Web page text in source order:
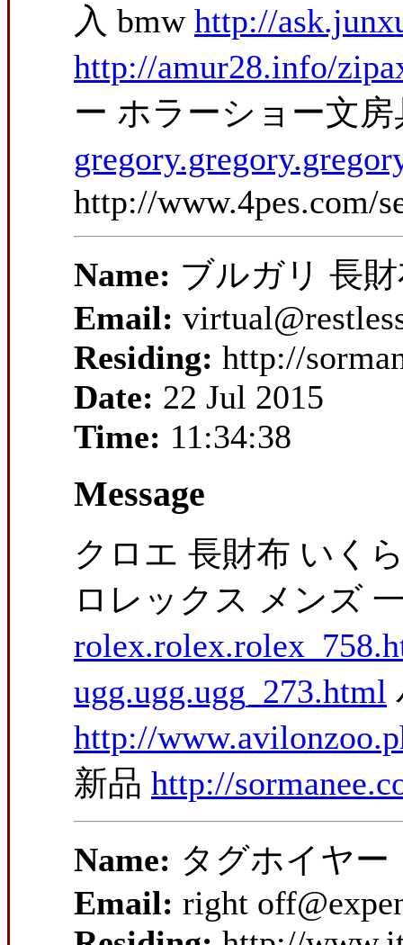
入 bmw http://
http://amur28.info/
ー ホラーショー文
http://www.4pes.com/
Name: ブルガリ 長
Email:
Residing: http://
Date: 22 Jul 2015
Time: 11:34:38
Message
クロエ 長財布 いく
ロレックス メンズ
ugg.ugg.ugg_273.html
http://
新品 http://
Name: タグホイヤー
Email: right